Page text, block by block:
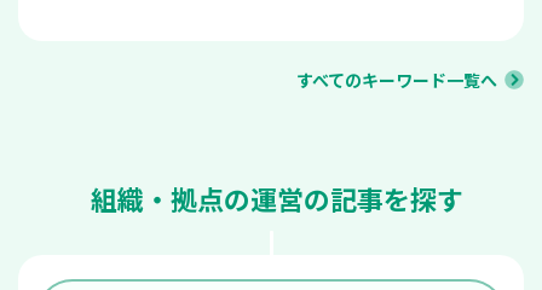
すべてのキーワード一覧へ
組織・拠点の運営の記事を探す